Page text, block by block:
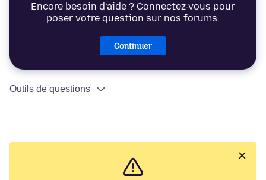
Encore besoin d’aide ? Connectez-vous pour
poser votre question sur nos forums.
Continuer
Outils de questions